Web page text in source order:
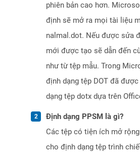
phiên bản cao hơn.
định sẽ mở ra mọi tài liệu
nalmal.dot. Nếu được sửa
mới được tạo sẽ dẫn đến
như từ tệp mẫu. Trong
định dạng tệp DOT đã
dạng tệp dotx dựa trên
Định dạng PPSM là gì?
Các tệp có tiện ích mở
cho định dạng tệp trình